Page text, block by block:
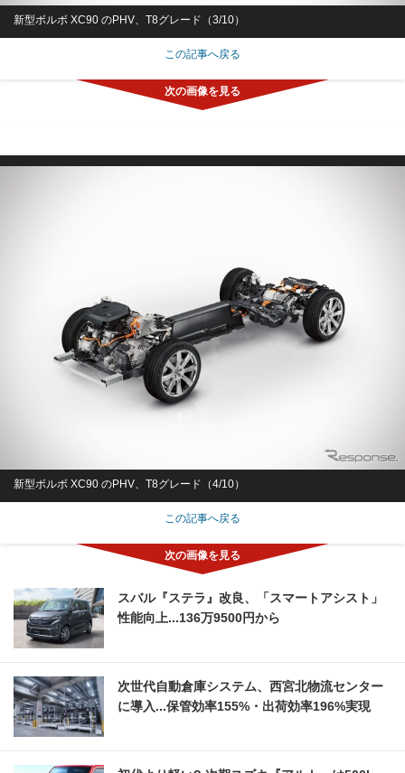
新型ボルボ XC90 のPHV、T8グレード（3/10）
この記事へ戻る
新型ボルボ XC90 のPHV、T8グレード（4/10）
この記事へ戻る
スバル『ステラ』改良、「スマートアシスト」
性能向上...136万9500円から
次世代自動倉庫システム、西宮北物流センター
に導入...保管効率155%・出荷効率196%実現